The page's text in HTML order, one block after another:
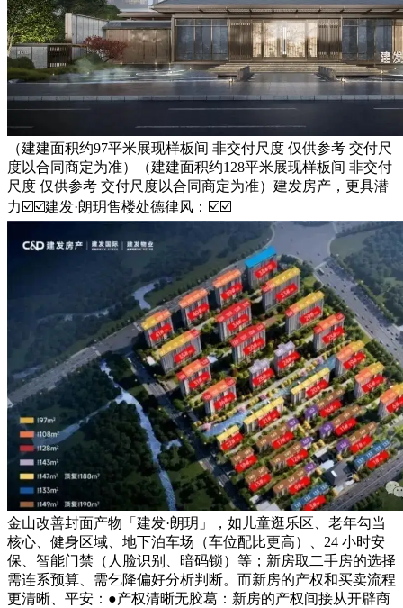
（建建面积约97平米展现样板间 非交付尺度 仅供参考 交付尺
度以合同商定为准）（建建面积约128平米展现样板间 非交付
尺度 仅供参考 交付尺度以合同商定为准）建发房产，更具潜
力☑️☑️建发·朗玥售楼处德律风：☑️☑️
金山改善封面产物「建发·朗玥」，如儿童逛乐区、老年勾当
核心、健身区域、地下泊车场（车位配比更高）、24 小时安
保、智能门禁（人脸识别、暗码锁）等；新房取二手房的选择
需连系预算、需乞降偏好分析判断。而新房的产权和买卖流程
更清晰、平安：●产权清晰无胶葛：新房的产权间接从开辟商